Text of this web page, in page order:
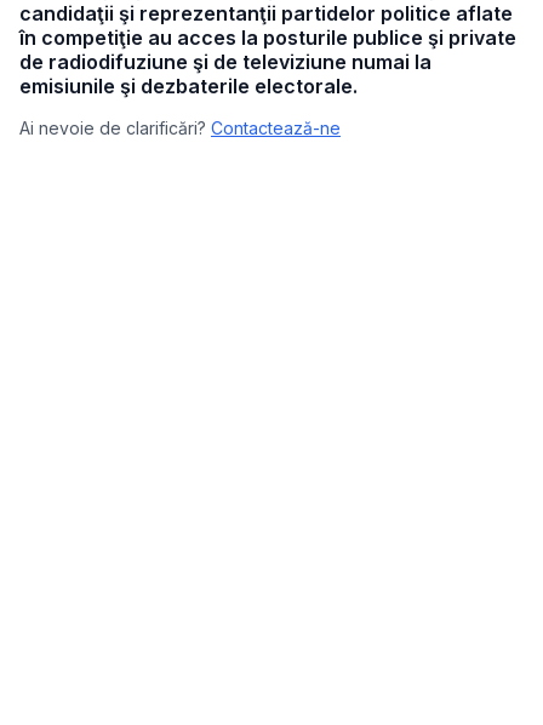
candidaţii şi reprezentanţii partidelor politice aflate
în competiţie au acces la posturile publice şi private
de radiodifuziune şi de televiziune numai la
emisiunile şi dezbaterile electorale.
Ai nevoie de clarificări? Contactează-ne